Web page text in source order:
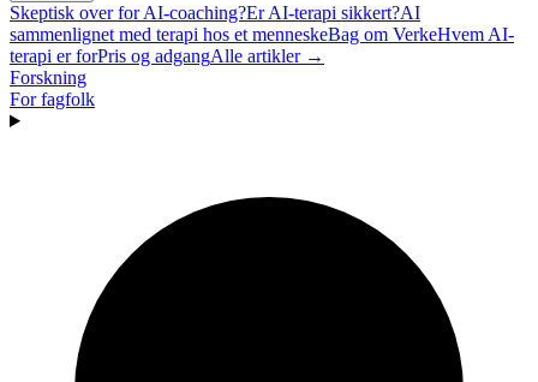
Skeptisk over for AI-coaching?Er AI-terapi sikkert?AI
sammenlignet med terapi hos et menneskeBag om VerkeHvem AI-
terapi er forPris og adgangAlle artikler →
Forskning
For fagfolk